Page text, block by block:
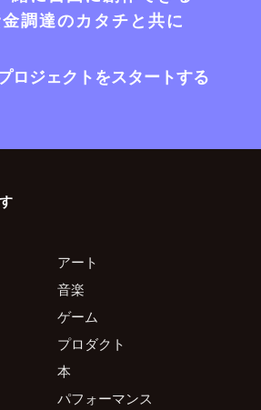
調達のカタチと共に
ロジェクトをスタートする
アート
音楽
ゲーム
プロダクト
本
パフォーマンス